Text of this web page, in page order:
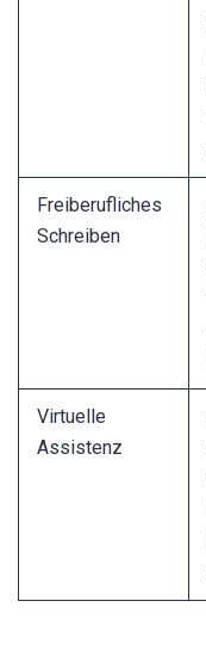
Freiberufliches
Schreiben
Virtuelle
Assistenz